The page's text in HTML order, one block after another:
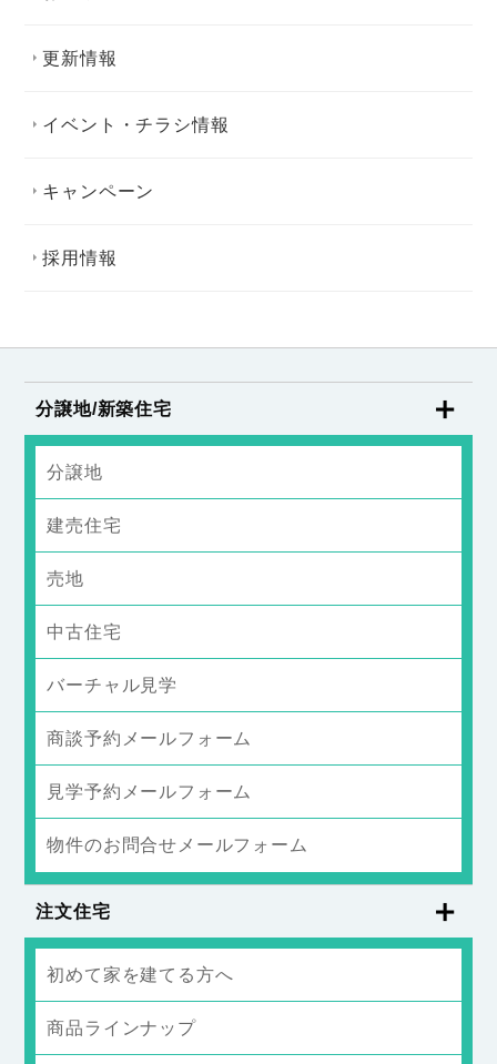
更新情報
イベント・チラシ情報
キャンペーン
採用情報
分譲地/新築住宅
分譲地
建売住宅
売地
中古住宅
バーチャル見学
商談予約メールフォーム
見学予約メールフォーム
物件のお問合せメールフォーム
注文住宅
初めて家を建てる方へ
商品ラインナップ